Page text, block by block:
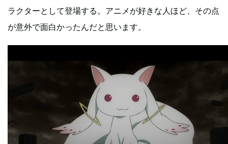
ラクターとして登場する。アニメが好きな人ほど、その点
が意外で面白かったんだと思います。